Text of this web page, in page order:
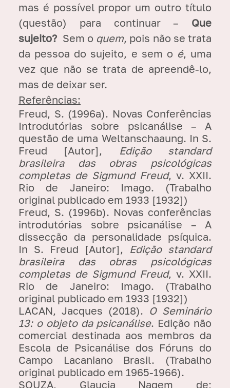
mas é possível propor um outro título
(questão) para continuar – Que
sujeito? Sem o quem, pois não se trata
da pessoa do sujeito, e sem o é, uma
vez que não se trata de apreendê-lo,
mas de deixar ser.
Referências:
Freud, S. (1996a). Novas Conferências
Introdutórias sobre psicanálise – A
questão de uma Weltanschaaung. In S.
Freud [Autor], Edição standard
brasileira das obras psicológicas
completas de Sigmund Freud, v. XXII.
Rio de Janeiro: Imago. (Trabalho
original publicado em 1933 [1932])
Freud, S. (1996b). Novas conferências
introdutórias sobre psicanálise – A
dissecção da personalidade psíquica.
In S. Freud [Autor], Edição standard
brasileira das obras psicológicas
completas de Sigmund Freud, v. XXII.
Rio de Janeiro: Imago. (Trabalho
original publicado em 1933 [1932])
LACAN, Jacques (2018). O Seminário
13: o objeto da psicanálise. Edição não
comercial destinada aos membros da
Escola de Psicanálise dos Fóruns do
Campo Lacaniano Brasil. (Trabalho
original publicado em 1965-1966).
SOUZA, Glaucia Nagem de;